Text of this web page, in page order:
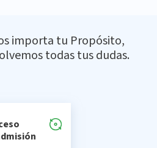
importa tu Propósito,
todas tus dudas.